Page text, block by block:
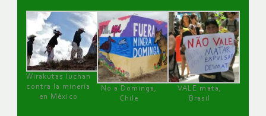
Wirakutas luchan
contra la minería
en México
No a Dominga,
Chile
VALE mata,
Brasil